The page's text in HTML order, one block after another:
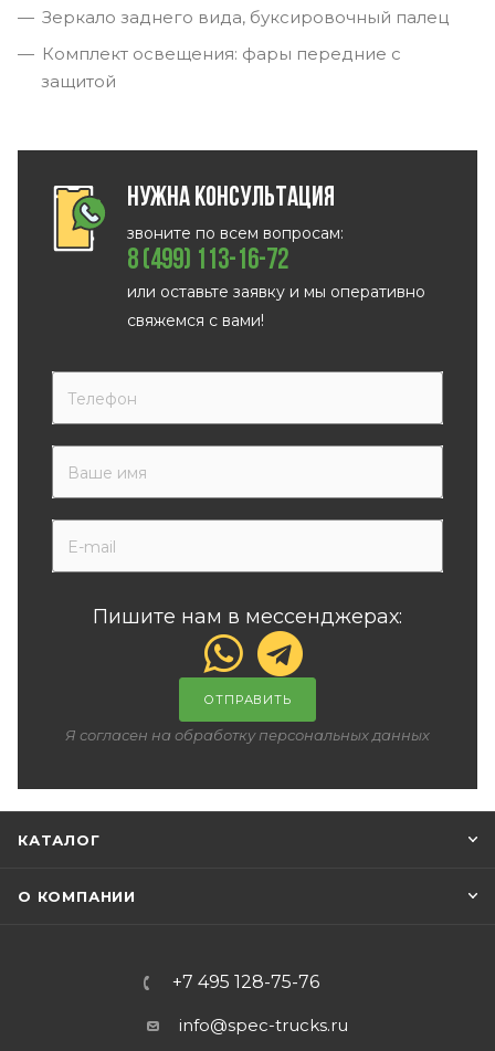
Зеркало заднего вида, буксировочный палец
Комплект освещения: фары передние с
защитой
Нужна консультация
звоните по всем вопросам:
8 (499) 113-16-72
или оставьте заявку и мы оперативно
свяжемся с вами!
Пишите нам в мессенджерах:
ОТПРАВИТЬ
Я согласен на обработку персональных данных
КАТАЛОГ
О КОМПАНИИ
+7 495 128-75-76
info@spec-trucks.ru